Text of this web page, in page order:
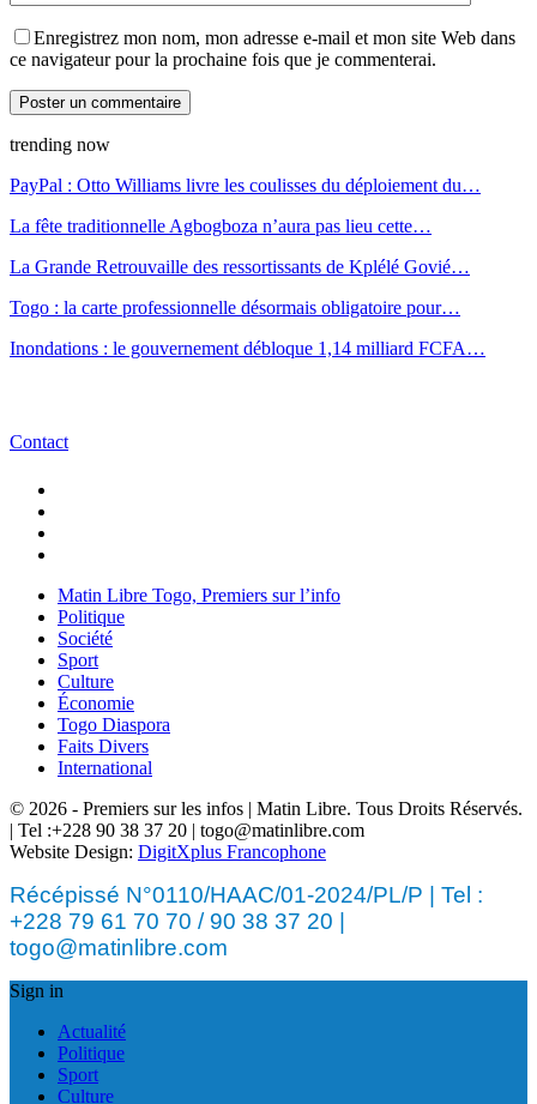
Enregistrez mon nom, mon adresse e-mail et mon site Web dans
ce navigateur pour la prochaine fois que je commenterai.
trending now
PayPal : Otto Williams livre les coulisses du déploiement du…
La fête traditionnelle Agbogboza n’aura pas lieu cette…
La Grande Retrouvaille des ressortissants de Kplélé Govié…
Togo : la carte professionnelle désormais obligatoire pour…
Inondations : le gouvernement débloque 1,14 milliard FCFA…
Contact
Matin Libre Togo, Premiers sur l’info
Politique
Société
Sport
Culture
Économie
Togo Diaspora
Faits Divers
International
© 2026 - Premiers sur les infos | Matin Libre. Tous Droits Réservés.
| Tel :+228 90 38 37 20 | togo@matinlibre.com
Website Design: DigitXplus Francophone
Récépissé N°0110/HAAC/01-2024/PL/P | Tel :
+228 79 61 70 70 / 90 38 37 20 |
togo@matinlibre.com
Sign in
Actualité
Politique
Sport
Culture